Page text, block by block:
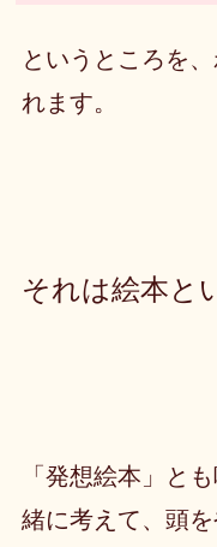
というところを
れます。
それは絵本と
「発想絵本」と
緒に考えて、頭